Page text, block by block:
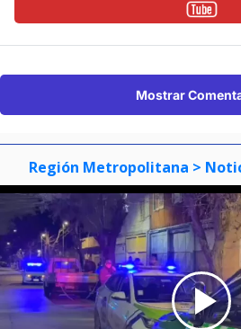
Mostrar
Región Metropolitana >